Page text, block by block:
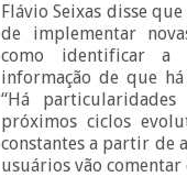
Flávio Seixas disse
de implementar
como identificar a
informação de que
“Há
próximos ciclos
constantes a partir de
usuários vão